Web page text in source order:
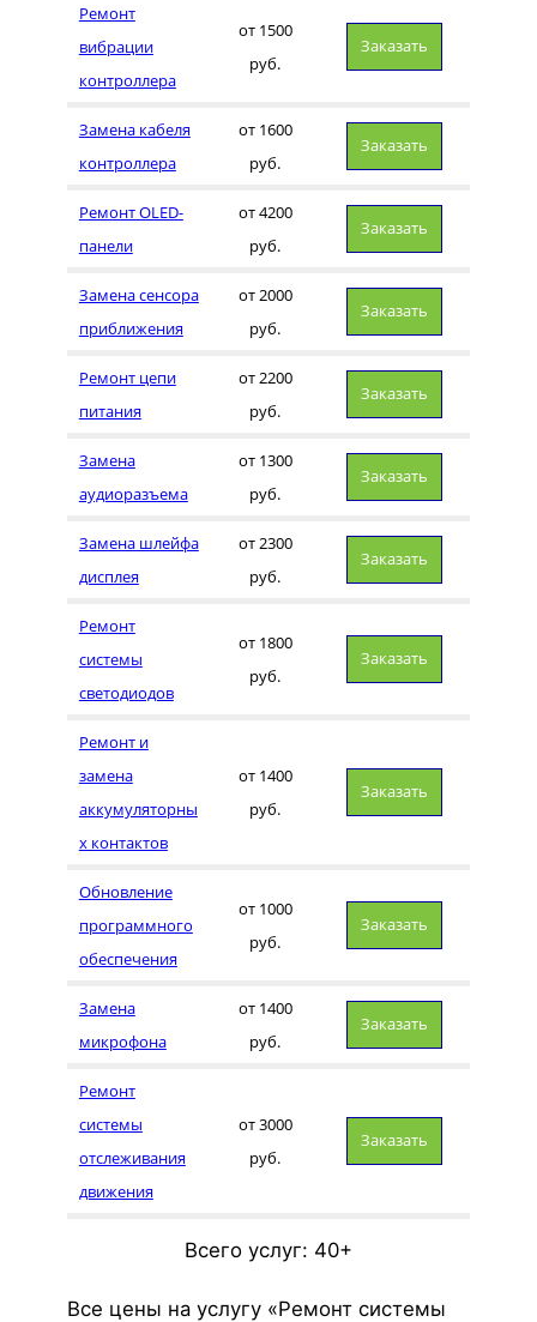
Ремонт
вибрации
контроллера
от 1500
руб.
Заказать
Замена кабеля
контроллера
от 1600
руб.
Заказать
Ремонт OLED-
панели
от 4200
руб.
Заказать
Замена сенсора
приближения
от 2000
руб.
Заказать
Ремонт цепи
питания
от 2200
руб.
Заказать
Замена
аудиоразъема
от 1300
руб.
Заказать
Замена шлейфа
дисплея
от 2300
руб.
Заказать
Ремонт
системы
светодиодов
от 1800
руб.
Заказать
Ремонт и
замена
аккумуляторны
х контактов
от 1400
руб.
Заказать
Обновление
программного
обеспечения
от 1000
руб.
Заказать
Замена
микрофона
от 1400
руб.
Заказать
Ремонт
системы
отслеживания
движения
от 3000
руб.
Заказать
Всего услуг: 40+
Все цены на услугу «Ремонт системы